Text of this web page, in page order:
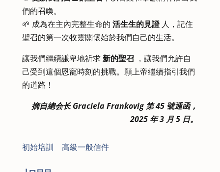
們的召喚。
🌱 成為在主內完整生命的 活生生的見證人，記住
聖召的第一次牧靈關懷始於我們自己的生活。
讓我們繼續謙卑地祈求新的聖召 ，讓我們允許自
己受到這個恩寵時刻的挑戰。願上帝繼續指引我們
的道路！
摘自總会长 Graciela Frankovig 第 45 號通函，
2025 年 3 月 5 日。
初始培訓 高級一般信件